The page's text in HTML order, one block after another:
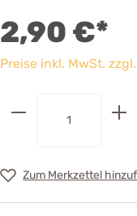
2,90 €*
Preise inkl. MwSt.
Zum Merkzettel